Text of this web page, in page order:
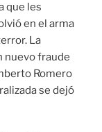
que les
en el arma
La
nuevo fraude
Romero
se dejó